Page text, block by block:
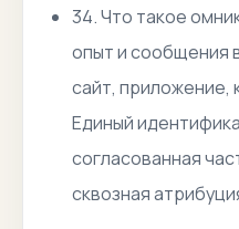
34. Что такое
опыт и сообщения
сайт, приложение,
Единый
согласованная
сквозная